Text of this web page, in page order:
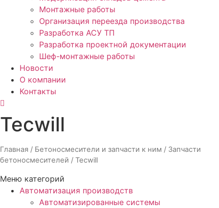
Монтажные работы
Организация переезда производства
Разработка АСУ ТП
Разработка проектной документации
Шеф-монтажные работы
Новости
О компании
Контакты
Tecwill
Главная / Бетоносмесители и запчасти к ним / Запчасти
бетоносмесителей / Tecwill
Меню категорий
Автоматизация производств
Автоматизированные системы